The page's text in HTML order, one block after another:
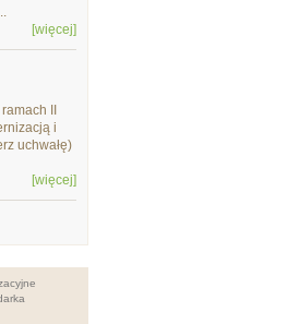
[więcej]
II
i
uchwałę)
[więcej]